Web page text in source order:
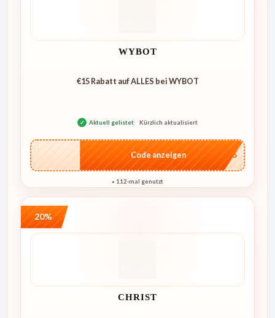
WYBOT
€15 Rabatt auf ALLES bei WYBOT
✓ Aktuell gelistet Kürzlich aktualisiert
…go15
Code anzeigen
● 112-mal genutzt
20%
CHRIST